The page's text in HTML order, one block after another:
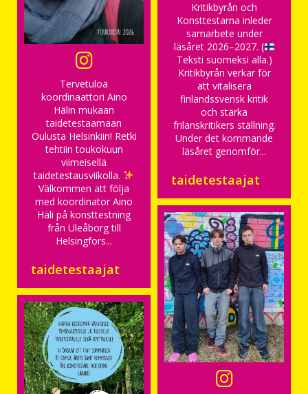
Tervetuloa
koordinaattori Aino
Hälin mukaan
taidetestaamaan
Oulusta Helsinkiin! Retki
tehtiin toukokuun
viimeisellä
taidetestausviikolla.
Välkommen att följa
med koordinator Aino
Häli på konsttestning
från Uleåborg till
Helsingfors...
taidetestaajat
Kritikbyrån och
Konsttestarna inleder
samarbete under
läsåret 2026–2027. (
Teksti suomeksi alla.)
Kritikbyrån verkar för
att vitalisera
finlandssvensk kritik
och stärka
frilanskritikers ställning.
Under det kommande
läsåret genomför...
taidetestaajat